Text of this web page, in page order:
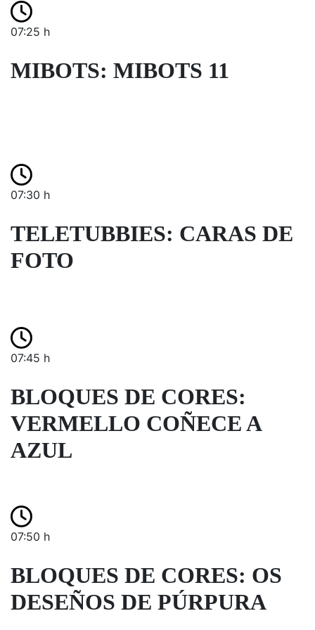
07:25 h
MIBOTS: MIBOTS 11
07:30 h
TELETUBBIES: CARAS DE
FOTO
07:45 h
BLOQUES DE CORES:
VERMELLO COÑECE A
AZUL
07:50 h
BLOQUES DE CORES: OS
DESEÑOS DE PÚRPURA